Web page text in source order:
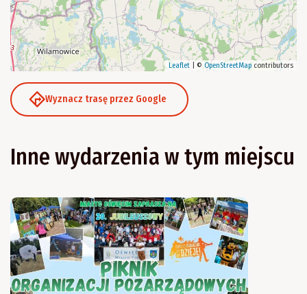
Leaflet © OpenStreetMap contributors
Wyznacz trasę przez Google
Inne wydarzenia w tym miejscu